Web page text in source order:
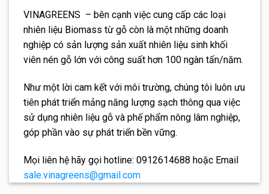
VINAGREENS – bên cạnh việc cung cấp các loại
nhiên liệu Biomass từ gỗ còn là một những doanh
nghiệp có sản lượng sản xuất nhiên liệu sinh khối
viên nén gỗ lớn với công suất hơn 100 ngàn tấn/năm.
Như một lời cam kết với môi trường, chúng tôi luôn ưu
tiên phát triển mảng năng lượng sạch thông qua việc
sử dụng nhiên liệu gỗ và phế phẩm nông lâm nghiệp,
góp phần vào sự phát triển bền vững.
Mọi liên hệ hãy gọi hotline: 0912614688 hoặc Email
sale.vinagreens@gmail.com